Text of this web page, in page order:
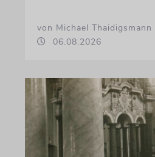
von Michael Thaidigsmann
06.08.2026